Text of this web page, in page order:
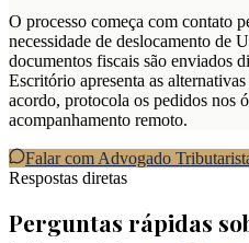
O processo começa com contato
necessidade de deslocamento de
documentos fiscais são enviados
Escritório apresenta as
acordo, protocola os pedidos nos
acompanhamento remoto.
Falar com Advogado
Respostas diretas
Perguntas rápidas